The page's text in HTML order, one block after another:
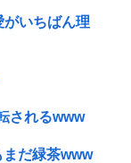
いちばん理
されるwww
まだ緑茶www